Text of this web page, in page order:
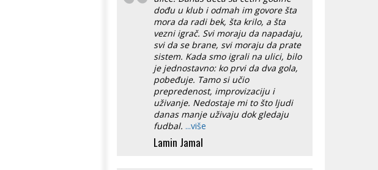
dođu u klub i odmah im govore šta
mora da radi bek, šta krilo, a šta
vezni igrač. Svi moraju da napadaju,
svi da se brane, svi moraju da prate
sistem. Kada smo igrali na ulici, bilo
je jednostavno: ko prvi da dva gola,
pobeđuje. Tamo si učio
prepredenost, improvizaciju i
uživanje. Nedostaje mi to što ljudi
danas manje uživaju dok gledaju
fudbal. ...više
Lamin Jamal